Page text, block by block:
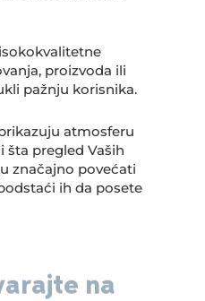
proizvoda ili
pažnju korisnika.
atmosferu
šta pregled Vaših
značajno povećati
ih da posete
na